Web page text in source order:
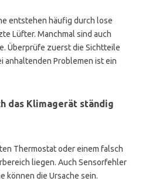
entstehen häufig durch lose
Lüfter. Manchmal sind auch
Überprüfe zuerst die Sichtteile
anhaltenden Problemen ist ein
das Klimagerät ständig
Thermostat oder einem falsch
liegen. Auch Sensorfehler
können die Ursache sein.